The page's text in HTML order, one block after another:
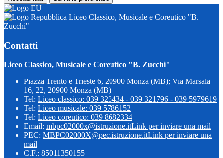
Liceo Classico, Musicale e Coreutico "B.
Zucchi"
Contatti
Liceo Classico, Musicale e Coreutico "B. Zucchi"
Piazza Trento e Trieste 6, 20900 Monza (MB); Via Marsala
16, 22, 20900 Monza (MB)
Tel: Liceo classico: 039 323434 - 039 321796 - 039 5979619
Tel: Liceo musicale: 039 5786152
Tel: Liceo coreutico: 039 8682334
Email: mbpc02000x@istruzione.itLink per inviare una mail
PEC: MBPC02000X@pec.istruzione.itLink per inviare una
mail
C.F.: 85011350155